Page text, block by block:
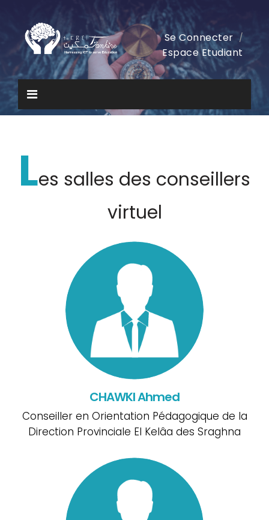
Se Connecter /
Espace Etudiant
Les salles des conseillers
virtuel
CHAWKI Ahmed
Conseiller en Orientation Pédagogique de la
Direction Provinciale El Kelâa des Sraghna